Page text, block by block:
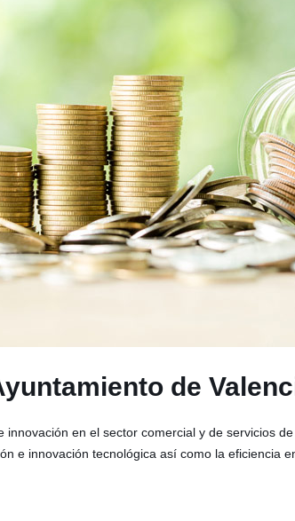
de
innovación en el sector comercial y de servicios
e innovación tecnológica así como la eficiencia